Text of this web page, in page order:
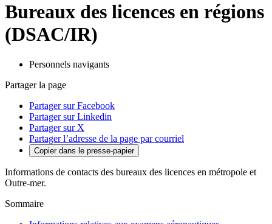
Bureaux des licences en régions
(DSAC/IR)
Personnels navigants
Partager la page
Partager sur Facebook
Partager sur Linkedin
Partager sur X
Partager l’adresse de la page par courriel
Copier dans le presse-papier
Informations de contacts des bureaux des licences en métropole et
Outre-mer.
Sommaire